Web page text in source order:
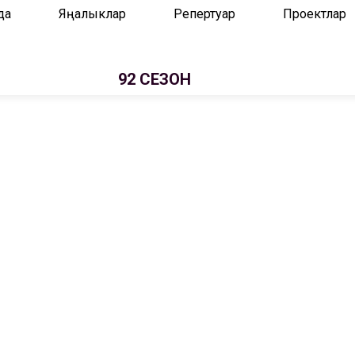
Яңалыклар Репертуар Проектлар
92 СЕЗОН